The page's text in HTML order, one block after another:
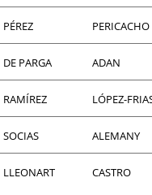
PÉREZ PERICACHO
DE PARGA ADAN
RAMÍREZ LÓPEZ-
SOCIAS ALEMANY
LLEONART CASTRO